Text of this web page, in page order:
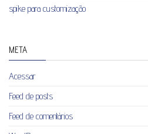
spike para customização
META
Acessar
Feed de posts
Feed de comentários